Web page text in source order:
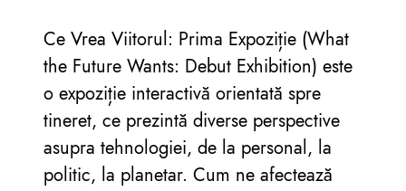
Ce Vrea Viitorul: Prima Expoziție (What
the Future Wants: Debut Exhibition) este
o expoziție interactivă orientată spre
tineret, ce prezintă diverse perspective
asupra tehnologiei, de la personal, la
politic, la planetar. Cum ne afectează